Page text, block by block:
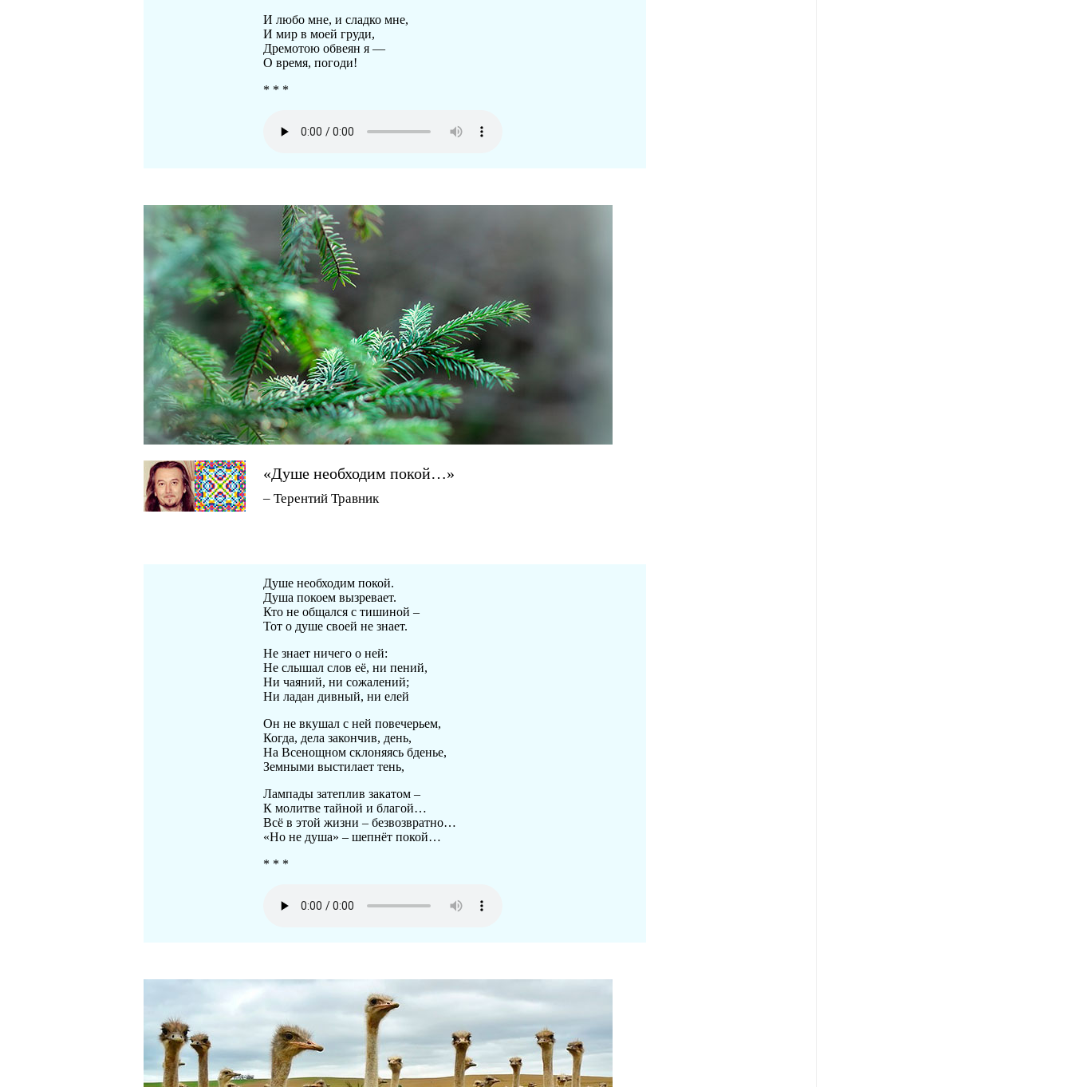
И любо мне, и сладко мне,
И мир в моей груди,
Дремотою обвеян я —
О время, погоди!
* * *
«Душе необходим покой…»
– Терентий Травник
Душе необходим покой.
Душа покоем вызревает.
Кто не общался с тишиной –
Тот о душе своей не знает.
Не знает ничего о ней:
Не слышал слов её, ни пений,
Ни чаяний, ни сожалений;
Ни ладан дивный, ни елей
Он не вкушал с ней повечерьем,
Когда, дела закончив, день,
На Всенощном склоняясь бденье,
Земными выстилает тень,
Лампады затеплив закатом –
К молитве тайной и благой…
Всё в этой жизни – безвозвратно…
«Но не душа» – шепнёт покой…
* * *